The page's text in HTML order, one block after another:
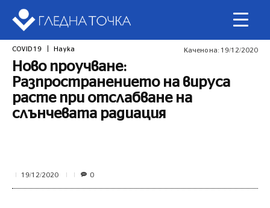
COVID 19 Наука Качено на: 19/12/2020
Ново проучване:
Разпространението на вируса
расте при отслабване на
слънчевата радиация
19/12/2020 0